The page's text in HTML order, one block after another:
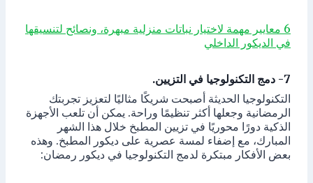
6 معايير مهمة لاختيار نباتات منزلية مبهرة، ونصائح لتنسيقها
في الديكور الداخلي
7- دمج التكنولوجيا في التزيين.
التكنولوجيا الحديثة أصبحت شريكًا مثاليًا لتعزيز تجربتك
الرمضانية وجعلها أكثر تنظيمًا وراحة. يمكن أن تلعب الأجهزة
الذكية دورًا محوريًا في تزيين المطبخ خلال هذا الشهر
المبارك، مع إضفاء لمسة عصرية على ديكور المطبخ. وهذه
بعض الأفكار مبتكرة لدمج التكنولوجيا في ديكور رمضان: